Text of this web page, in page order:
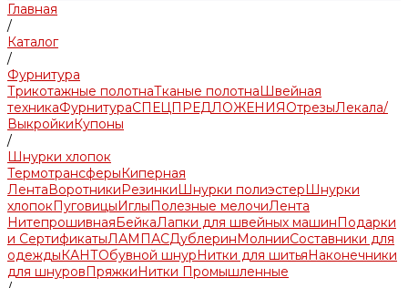
Главная
/
Каталог
/
Фурнитура
Трикотажные полотнаТканые полотнаШвейная
техникаФурнитураСПЕЦПРЕДЛОЖЕНИЯОтрезыЛекала/
ВыкройкиКупоны
/
Шнурки хлопок
ТермотрансферыКиперная
ЛентаВоротникиРезинкиШнурки полиэстерШнурки
хлопокПуговицыИглыПолезные мелочиЛента
НитепрошивнаяБейкаЛапки для швейных машинПодарки
и СертификатыЛАМПАСДублеринМолнииСоставники для
одеждыКАНТОбувной шнурНитки для шитьяНаконечники
для шнуровПряжкиНитки Промышленные